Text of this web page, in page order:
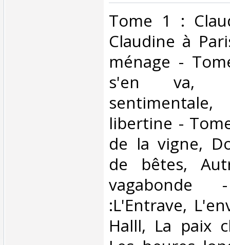
‎Tome 1 :
Claudine à
ménage -
s'en va,
libertine -
de la vigne,
de bêtes,
:L'Entrave,
Halll, La paix